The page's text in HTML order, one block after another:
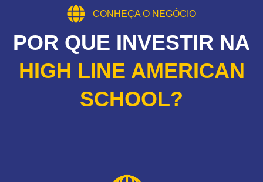
CONHEÇA O NEGÓCIO
POR QUE INVESTIR NA
HIGH LINE AMERICAN
SCHOOL?